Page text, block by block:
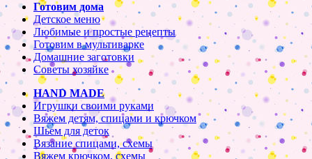
Готовим дома
Детское меню
Любимые и простые рецепты
Готовим в мультиварке
Домашние заготовки
Советы хозяйке
HAND MADE
Игрушки своими руками
Вяжем детям, спицами и крючком
Шьем для деток
Вязание спицами, схемы
Вяжем крючком, схемы